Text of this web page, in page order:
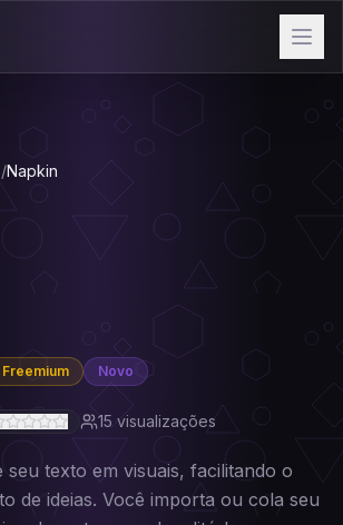
/Napkin
Freemium Novo
15visualizações
texto em visuais, facilitando o
de ideias. Você importa ou cola seu